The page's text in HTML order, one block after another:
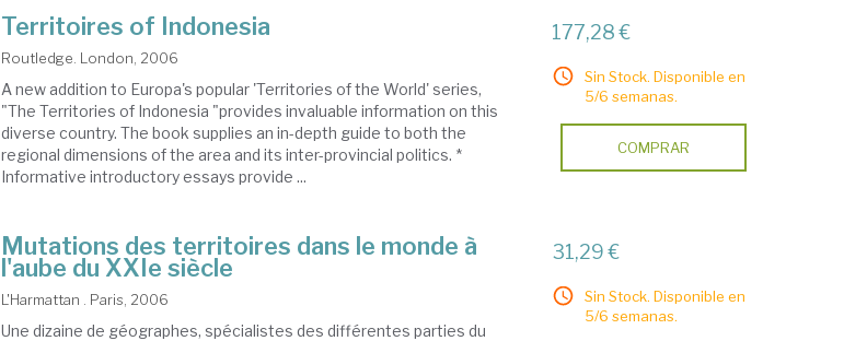
Territoires of Indonesia
Routledge. London, 2006
A new addition to Europa's popular 'Territories of the World' series,
"The Territories of Indonesia "provides invaluable information on this
diverse country. The book supplies an in-depth guide to both the
regional dimensions of the area and its inter-provincial politics. *
Informative introductory essays provide ...
177,28 €
Sin Stock. Disponible en
5/6 semanas.
COMPRAR
Mutations des territoires dans le monde à
l'aube du XXIe siècle
L'Harmattan . Paris, 2006
Une dizaine de géographes, spécialistes des différentes parties du
31,29 €
Sin Stock. Disponible en
5/6 semanas.